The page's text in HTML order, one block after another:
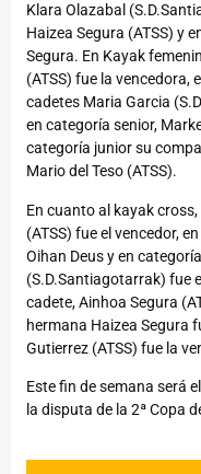
Klara Olazabal
Haizea Segura (ATSS) y
Segura. En Kayak
(ATSS) fue la vencedora,
cadetes Maria Garcia
en categoría senior,
categoría junior su
Mario del Teso (ATSS).
En cuanto al kayak
(ATSS) fue el vencedor,
Oihan Deus y en
(S.D.Santiagotarrak) fue
cadete, Ainhoa Segura
hermana Haizea Segura
Gutierrez (ATSS) fue la
Este fin de semana será
la disputa de la 2ª Copa